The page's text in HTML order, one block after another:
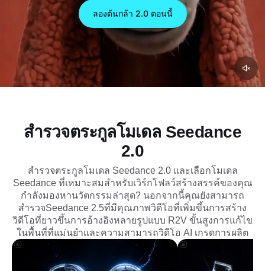
Seedance 2.0 สร้างเรื่องราวที่สอดคล้องกันด้วยเสียง
พื้นเมืองและควบคุมตัวละครการเคลื่อนไหวและรูป
แบบภาพได้อย่างง่ายดาย
ลองต้นกล้า 2.0 ตอนนี้
สำรวจตระกูลโมเดล Seedance
2.0
สำรวจตระกูลโมเดล Seedance 2.0 และเลือกโมเดล
Seedance ที่เหมาะสมสำหรับเวิร์กโฟลว์สร้างสรรค์ของคุณ
กำลังมองหานวัตกรรมล่าสุด? นอกจากนี้คุณยังสามารถ
สำรวจSeedance 2.5ที่มีคุณภาพวิดีโอที่เพิ่มขึ้นการสร้าง
วิดีโอที่ยาวขึ้นการอ้างอิงหลายรูปแบบ R2V ขั้นสูงการแก้ไข
ในพื้นที่ที่แม่นยำและความสามารถวิดีโอ AI เกรดการผลิต